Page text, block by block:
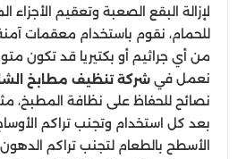
لإزالة البقع الصعبة وتعقيم الأجزاء
للحمام، نقوم باستخدام معقمات
من أي جراثيم أو بكتيريا قد تكون
نعمل في شركة تنظيف مطابخ
نصائح للحفاظ على نظافة المطبخ،
بعد كل استخدام وتجنب تراكم
الأسطح بالطعام لتجنب تراكم